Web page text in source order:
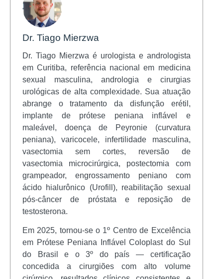
Dr. Tiago Mierzwa
Dr. Tiago Mierzwa é urologista e andrologista
em Curitiba, referência nacional em medicina
sexual masculina, andrologia e cirurgias
urológicas de alta complexidade. Sua atuação
abrange o tratamento da disfunção erétil,
implante de prótese peniana inflável e
maleável, doença de Peyronie (curvatura
peniana), varicocele, infertilidade masculina,
vasectomia sem cortes, reversão de
vasectomia microcirúrgica, postectomia com
grampeador, engrossamento peniano com
ácido hialurônico (Urofill), reabilitação sexual
pós-câncer de próstata e reposição de
testosterona.
Em 2025, tornou-se o 1º Centro de Excelência
em Prótese Peniana Inflável Coloplast do Sul
do Brasil e o 3º do país — certificação
concedida a cirurgiões com alto volume